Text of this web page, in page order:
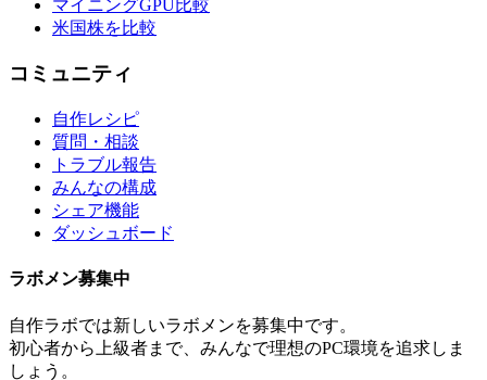
マイニングGPU比較
米国株を比較
コミュニティ
自作レシピ
質問・相談
トラブル報告
みんなの構成
シェア機能
ダッシュボード
ラボメン募集中
自作ラボでは新しいラボメンを募集中です。
初心者から上級者まで、みんなで理想のPC環境を追求しま
しょう。